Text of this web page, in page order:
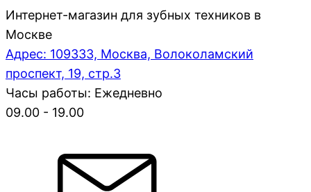
Интернет-магазин для зубных техников в
Москве
Адрес: 109333, Москва, Волоколамский
проспект, 19, стр.3
Часы работы: Ежедневно
09.00 - 19.00